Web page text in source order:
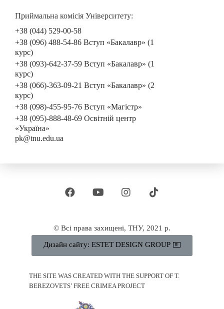
Приймальна комісія Університету:
+38 (044) 529-00-58
+38 (096) 488-54-86 Вступ «Бакалавр» (1
курс)
+38 (093)-642-37-59 Вступ «Бакалавр» (1
курс)
+38 (066)-363-09-21 Вступ «Бакалавр» (2
курс)
+38 (098)-455-95-76 Вступ «Магістр»
+38 (095)-888-48-69 Освітній центр
«Україна»
pk@tnu.edu.ua
© Всі права захищені, ТНУ, 2021 р.
Дизайн сайту: ESTET DESIGN GROUP
THE SITE WAS CREATED WITH THE SUPPORT OF T.
BEREZOVETS’ FREE CRIMEA PROJECT